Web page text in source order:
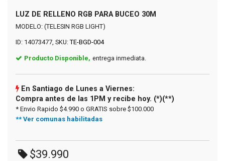
LUZ DE RELLENO RGB PARA BUCEO 30M
MODELO: (TELESIN RGB LIGHT)
ID: 14073477, SKU: TE-BGD-004
Producto Disponible, entrega inmediata.
En Santiago de Lunes a Viernes:
Compra antes de las 1PM y recibe hoy. (*)(**)
* Envio Rapido $4.990 o GRATIS sobre $100.000
** Ver comunas habilitadas
$39.990